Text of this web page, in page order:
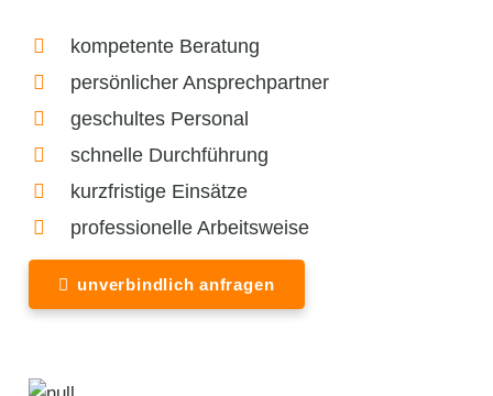
kompetente Beratung
persönlicher Ansprechpartner
geschultes Personal
schnelle Durchführung
kurzfristige Einsätze
professionelle Arbeitsweise
unverbindlich anfragen